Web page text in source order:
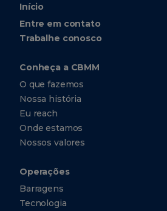
Início
Entre em contato
Trabalhe conosco
Conheça a CBMM
O que fazemos
Nossa história
Eu reach
Onde estamos
Nossos valores
Operações
Barragens
Tecnologia